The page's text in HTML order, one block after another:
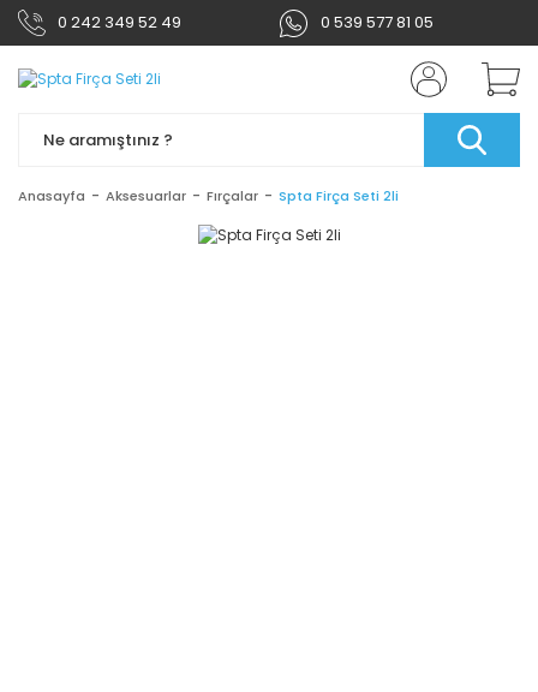
0 242 349 52 49 0 539 577 81 05
Anasayfa Aksesuarlar Fırçalar Spta Firça Seti 2li